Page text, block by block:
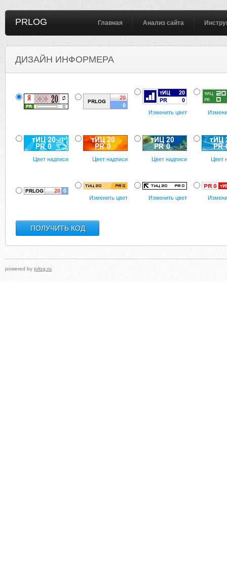
PRLOG Главная Анализ сайта
ДИЗАЙН ИНФОРМЕРА
Изменить цвет
Цвет надписи Цвет надписи Цвет надписи Цвет
Изменить цвет Изменить цвет
powered by prlog.ru